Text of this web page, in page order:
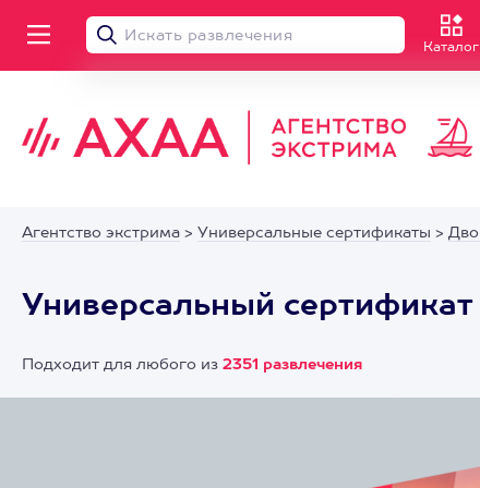
Каталог
Агентство экстрима > Универсальные сертификаты >
Универсальный
Подходит для любого из 2351 развлечения